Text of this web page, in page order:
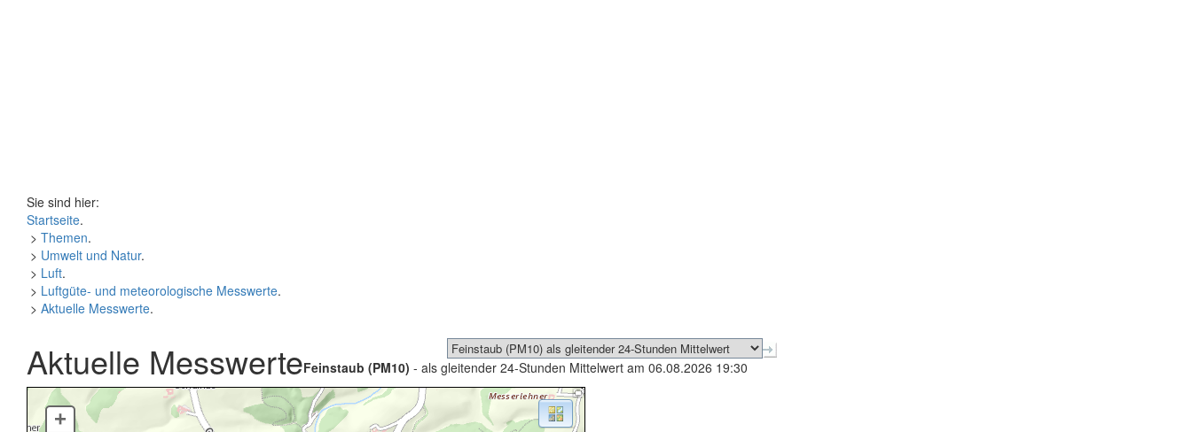
Sie sind hier:
Startseite.
> Themen.
> Umwelt und Natur.
> Luft.
> Luftgüte- und meteorologische Messwerte.
> Aktuelle Messwerte.
Aktuelle MesswerteFeinstaub (PM10) - als gleitender 24-Stunden Mittelwert am 06.08.2026 19:30
+